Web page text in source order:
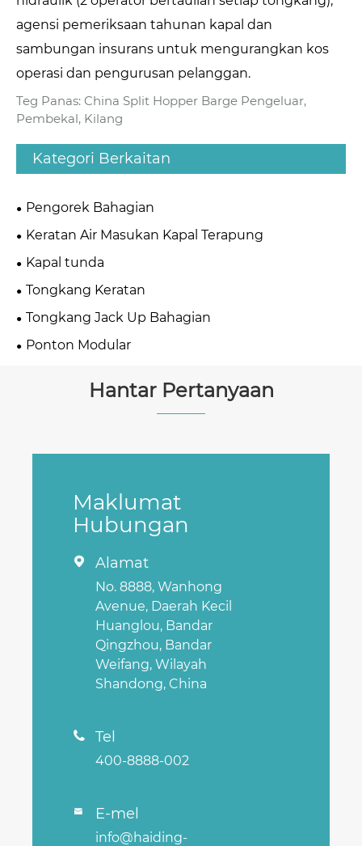
agensi pemeriksaan tahunan kapal dan
sambungan insurans untuk mengurangkan kos
operasi dan pengurusan pelanggan.
Teg Panas: China Split Hopper Barge Pengeluar,
Pembekal, Kilang
Kategori Berkaitan
Pengorek Bahagian
Keratan Air Masukan Kapal Terapung
Kapal tunda
Tongkang Keratan
Tongkang Jack Up Bahagian
Ponton Modular
Hantar Pertanyaan
Maklumat
Hubungan
 Alamat
No. 8888, Wanhong
Avenue, Daerah Kecil
Huanglou, Bandar
Qingzhou, Bandar
Weifang, Wilayah
Shandong, China
 Tel
400-8888-002
 E-mel
info@haiding-